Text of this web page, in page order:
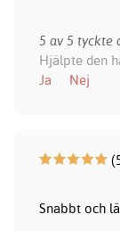
5 av 5 tyckte
Hjälpte den
Ja
Nej
Snabbt och